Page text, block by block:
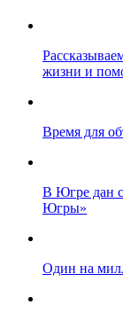
жизни и
Время для
В Югре дан
Югры»
Один на